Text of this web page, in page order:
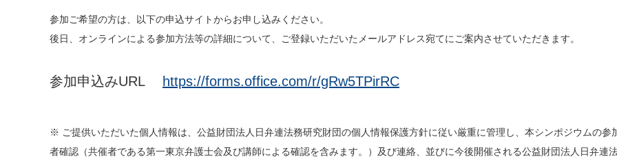
参加ご希望の方は、以下の申込サイトからお申し込みください。
後日、オンラインによる参加方法等の詳細について、ご登録いただいたメールアドレス宛てにご案内させていただきます。
参加申込みURL https://forms.office.com/r/gRw5TPirRC
※ ご提供いただいた個人情報は、公益財団法人日弁連法務研究財団の個人情報保護方針に従い厳重に管理し、本シンポジウムの参
者確認（共催者である第一東京弁護士会及び講師による確認を含みます。）及び連絡、並びに今後開催される公益財団法人日弁連